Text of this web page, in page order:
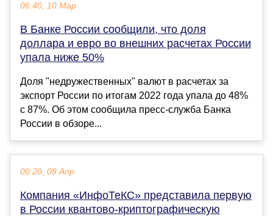
06:40, 10 Мар
В Банке России сообщили, что доля
доллара и евро во внешних расчетах России
упала ниже 50%
Доля "недружественных" валют в расчетах за
экспорт России по итогам 2022 года упала до 48%
с 87%. Об этом сообщила пресс-служба Банка
России в обзоре...
00:20, 08 Апр
Компания «ИнфоТеКС» представила первую
в России квантово-криптографическую